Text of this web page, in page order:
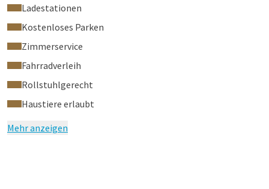
Van der Valk Hotel Cuijk-Nijmegen unterstützen wir die
Initiative von Green Stays, einen Baum für jeden Tag zu
Aufenthalt auf die Zwischenreinigung der Zimmer verzichten.
Unsere Hausordnung finden Sie hier.
Ladestationen
Kostenloses Parken
Zimmerservice
Fahrradverleih
Rollstuhlgerecht
Haustiere erlaubt
Mehr anzeigen